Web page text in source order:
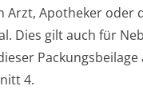
Arzt, Apotheker oder
Dies gilt auch für
Packungsbeilage
4.